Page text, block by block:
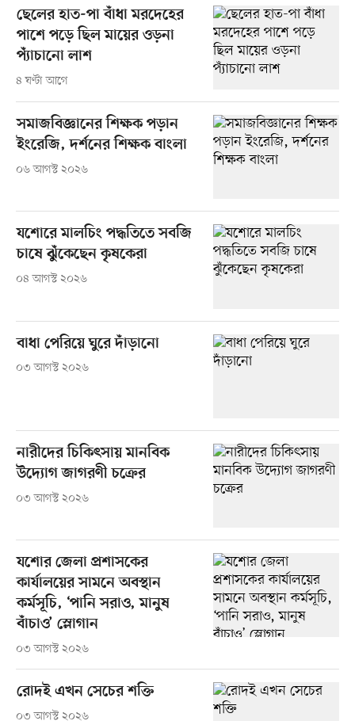
ছেলের হাত-পা বাঁধা মরদেহের
পাশে পড়ে ছিল মায়ের ওড়না
প্যাঁচানো লাশ
৪ ঘণ্টা আগে
সমাজবিজ্ঞানের শিক্ষক পড়ান
ইংরেজি, দর্শনের শিক্ষক বাংলা
০৬ আগস্ট ২০২৬
যশোরে মালচিং পদ্ধতিতে সবজি
চাষে ঝুঁকেছেন কৃষকেরা
০৪ আগস্ট ২০২৬
বাধা পেরিয়ে ঘুরে দাঁড়ানো
০৩ আগস্ট ২০২৬
নারীদের চিকিৎসায় মানবিক
উদ্যোগ জাগরণী চক্রের
০৩ আগস্ট ২০২৬
যশোর জেলা প্রশাসকের
কার্যালয়ের সামনে অবস্থান
কর্মসূচি, ‘পানি সরাও, মানুষ
বাঁচাও’ স্লোগান
০৩ আগস্ট ২০২৬
রোদই এখন সেচের শক্তি
০৩ আগস্ট ২০২৬